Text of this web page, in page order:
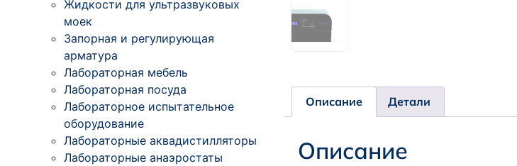
Жидкости для ультразвуковых
моек
Запорная и регулирующая
арматура
Лабораторная мебель
Лабораторная посуда
Лабораторное испытательное
оборудование
Лабораторные аквадистилляторы
Лабораторные анаэростаты
Описание Детали
Описание